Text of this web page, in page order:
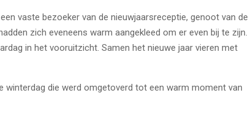
vaste bezoeker van de nieuwjaarsreceptie, genoot van de
zich eveneens warm aangekleed om er even bij te zijn.
in het vooruitzicht. Samen het nieuwe jaar vieren met
winterdag die werd omgetoverd tot een warm moment van